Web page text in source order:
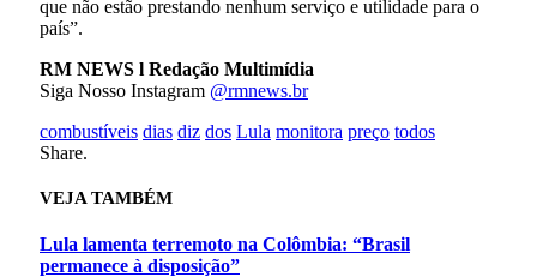
que não estão prestando nenhum serviço e utilidade para o
país”.
RM NEWS l Redação Multimídia
Siga Nosso Instagram @rmnews.br
combustíveis dias diz dos Lula monitora preço todos
Share.
VEJA TAMBÉM
Lula lamenta terremoto na Colômbia: “Brasil
permanece à disposição”